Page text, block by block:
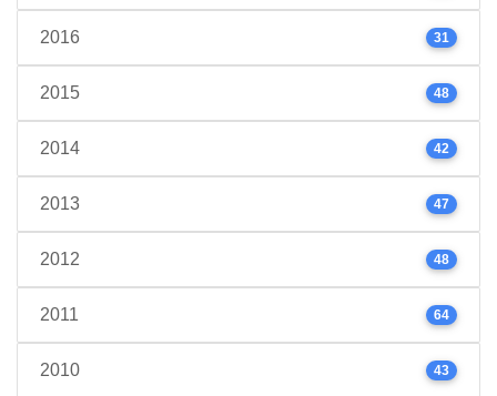
2016 31
2015 48
2014 42
2013 47
2012 48
2011 64
2010 43